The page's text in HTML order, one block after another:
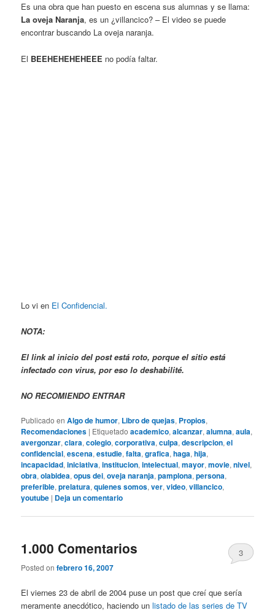
Es una obra que han puesto en escena sus alumnas y se llama:
La oveja Naranja, es un ¿villancico? – El video se puede
encontrar buscando La oveja naranja.
El BEEHEHEHEHEEE no podía faltar.
Lo vi en El Confidencial.
NOTA:
El link al inicio del post está roto, porque el sitio está
infectado con virus, por eso lo deshabilité.
NO RECOMIENDO ENTRAR
Publicado en Algo de humor, Libro de quejas, Propios,
Recomendaciones | Etiquetado academico,alcanzar,alumna,aula,
avergonzar,clara,colegio,corporativa,culpa,descripcion,el
confidencial,escena,estudie,falta,grafica,haga,hija,
incapacidad,iniciativa,institucion,intelectual,mayor,movie,nivel,
obra,olabidea,opus dei,oveja naranja,pamplona,persona,
preferible,prelatura,quienes somos,ver,video,villancico,
youtube | Deja un comentario
1.000 Comentarios
Posted onfebrero 16, 2007
3
El viernes 23 de abril de 2004 puse un post que creí que sería
meramente anecdótico, haciendo unlistado de las series de TV